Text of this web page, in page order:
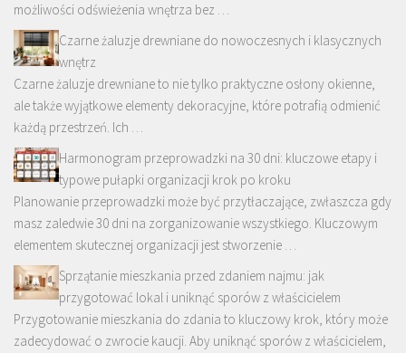
możliwości odświeżenia wnętrza bez …
Czarne żaluzje drewniane do nowoczesnych i klasycznych
wnętrz
Czarne żaluzje drewniane to nie tylko praktyczne osłony okienne,
ale także wyjątkowe elementy dekoracyjne, które potrafią odmienić
każdą przestrzeń. Ich …
Harmonogram przeprowadzki na 30 dni: kluczowe etapy i
typowe pułapki organizacji krok po kroku
Planowanie przeprowadzki może być przytłaczające, zwłaszcza gdy
masz zaledwie 30 dni na zorganizowanie wszystkiego. Kluczowym
elementem skutecznej organizacji jest stworzenie …
Sprzątanie mieszkania przed zdaniem najmu: jak
przygotować lokal i uniknąć sporów z właścicielem
Przygotowanie mieszkania do zdania to kluczowy krok, który może
zadecydować o zwrocie kaucji. Aby uniknąć sporów z właścicielem,